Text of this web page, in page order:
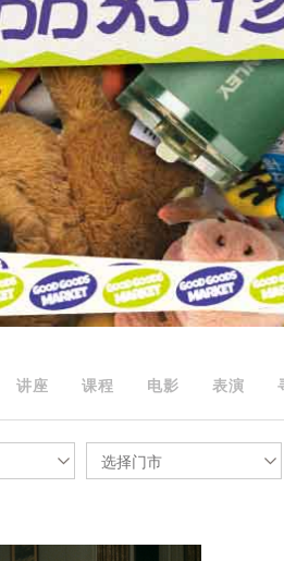
讲座 课程 电影 表演
选择门市